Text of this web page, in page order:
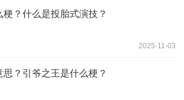
？什么是投胎式演技？
2025-11-03
？引爷之王是什么梗？